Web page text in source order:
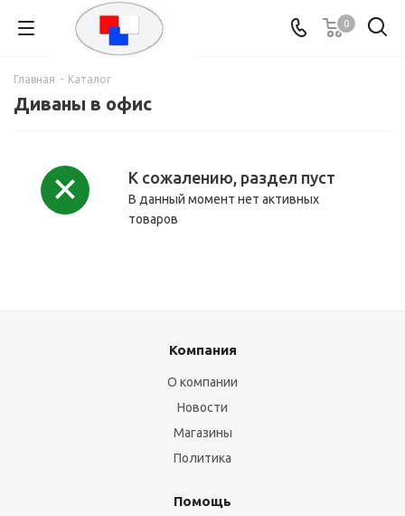
0
Главная - Каталог
Диваны в офис
К сожалению, раздел пуст
В данный момент нет активных
товаров
Компания
О компании
Новости
Магазины
Политика
Помощь